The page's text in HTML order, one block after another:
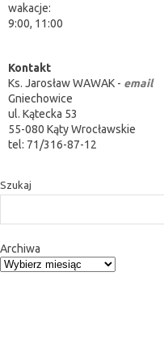
wakacje:
9:00, 11:00
Kontakt
Ks. Jarosław WAWAK - email
Gniechowice
ul. Kątecka 53
55-080 Kąty Wrocławskie
tel: 71/316-87-12
Szukaj
Archiwa